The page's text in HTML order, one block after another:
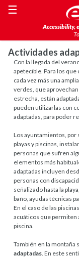
Accessibility,
☰
Actividades
Con la llegada del
apetecible. Para los
cada vez más una
verdes, que
estrecha, están
pueden utilizarlas con
adaptadas, para poder
Los ayuntamientos, por
playas y piscinas,
personas que sufren
elementos más
adaptadas incluyen
personas con
señalizado hasta la
baño, ayudas técnicas
En el caso de las
acuáticos que permiten
piscina.
También en la montaña
adaptadas. En este